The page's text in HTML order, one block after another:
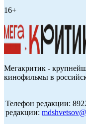
16+
Мегакритик -
кинофильмы в
Телефон редакции:
редакции: